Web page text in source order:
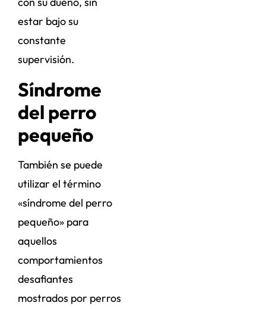
estar bajo su
constante
supervisión.
Síndrome
del perro
pequeño
También se puede
utilizar el término
«síndrome del perro
pequeño» para
aquellos
comportamientos
desafiantes
mostrados por perros